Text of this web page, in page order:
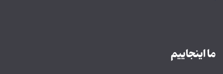
ما اینجاییم